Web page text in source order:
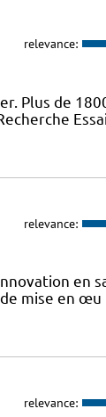
relevance:
Plus de
relevance:
en
mise en œu
relevance: